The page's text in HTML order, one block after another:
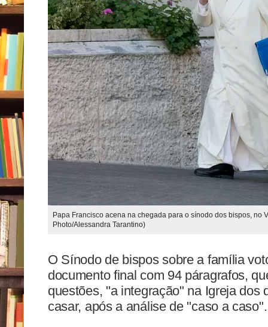
Papa Francisco acena na chegada para o sínodo dos bispos, no
Photo/Alessandra Tarantino)
O Sínodo de bispos sobre a família
documento final com 94 páragrafos,
questões, "a integração" na Igreja dos
casar, após a análise de "caso a caso".